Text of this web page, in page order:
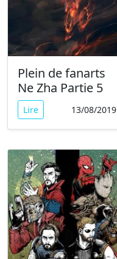
Plein de fanarts
Ne Zha Partie 5
Lire 13/08/2019